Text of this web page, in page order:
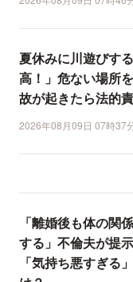
夏休みに川遊びす
高！」危ない場所
故が起きたら法的
2026年08月09日 07時37
「離婚後も体の関
する」不倫夫が提
「気持ち悪すぎる